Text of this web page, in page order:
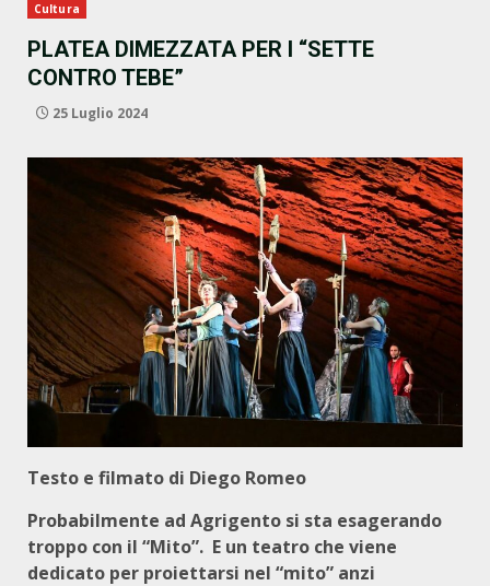
Cultura
PLATEA DIMEZZATA PER I “SETTE
CONTRO TEBE”
25 Luglio 2024
Testo e filmato di Diego Romeo
Probabilmente ad Agrigento si sta esagerando
troppo con il “Mito”. E un teatro che viene
dedicato per proiettarsi nel “mito” anzi